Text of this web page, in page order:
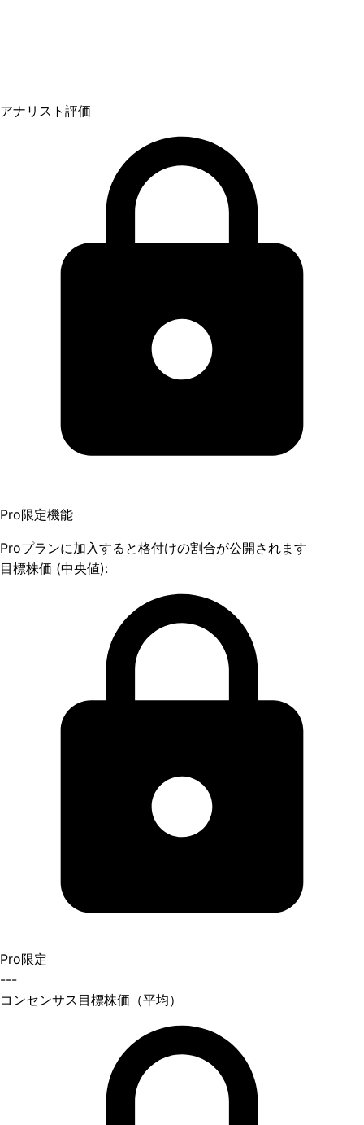
アナリスト評価
Pro限定機能
Proプランに加入すると格付けの割合が公開されます
目標株価 (中央値):
Pro限定
---
コンセンサス目標株価（平均）